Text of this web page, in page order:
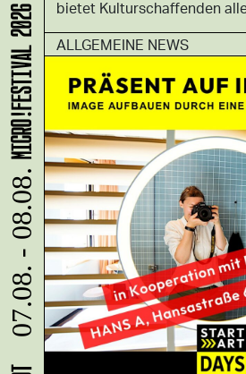
bietet Kulturschaffenden
ALLGEMEINE NEWS
07.08. - 08.08.
MICRO!FESTIVAL 2026